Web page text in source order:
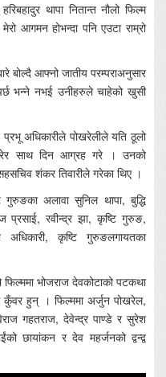
थापा नितान्त नौलो फिल्म
आगमन होभन्दा पनि एउटा राम्रो
बोल्दै आफ्नो जातीय परम्पराअनुसार
भन्ने नभई उनीहरुले चाहेको खुसी
अधिकारीले पोखरेलीले यति ठूलो
साथ दिन आग्रह गरे । उनको
शंकर तिवारीले गरेका थिए ।
अलावा सुनिल थापा, बुद्धि
प्रसाई, रवीन्द्र झा, कृष्टि गुरुङ,
अधिकारी, कृष्टि गुरुङलगायतका
फिल्ममा भोजराज देवकोटाको पटकथा
कुँवर हुन् । फिल्ममा अर्जुन पोखरेल,
गहतराज, देवेन्द्र पाण्डे र सुरेश
छायांकन र देव महर्जनको द्वन्द्व